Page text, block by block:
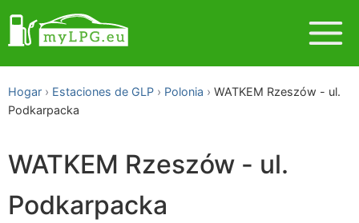
Hogar Estaciones de GLP Polonia
WATKEM Rzeszów - ul.
Podkarpacka
WATKEM Rzeszów - ul.
Podkarpacka